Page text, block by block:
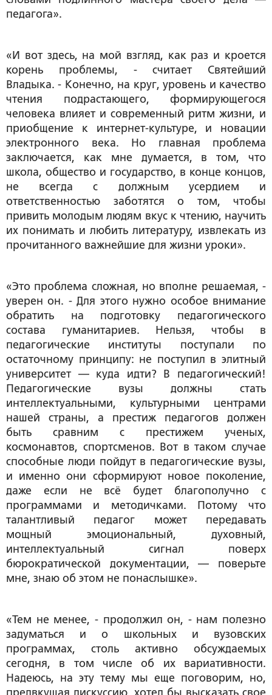
педагога».
«И вот здесь, на мой взгляд, как раз и кроется
корень проблемы, - считает Святейший
Владыка. - Конечно, на круг, уровень и качество
чтения подрастающего, формирующегося
человека влияет и современный ритм жизни, и
приобщение к интернет-культуре, и новации
электронного века. Но главная проблема
заключается, как мне думается, в том, что
школа, общество и государство, в конце концов,
не всегда с должным усердием и
ответственностью заботятся о том, чтобы
привить молодым людям вкус к чтению, научить
их понимать и любить литературу, извлекать из
прочитанного важнейшие для жизни уроки».
«Это проблема сложная, но вполне решаемая, -
уверен он. - Для этого нужно особое внимание
обратить на подготовку педагогического
состава гуманитариев. Нельзя, чтобы в
педагогические институты поступали по
остаточному принципу: не поступил в элитный
университет — куда идти? В педагогический!
Педагогические вузы должны стать
интеллектуальными, культурными центрами
нашей страны, а престиж педагогов должен
быть сравним с престижем ученых,
космонавтов, спортсменов. Вот в таком случае
способные люди пойдут в педагогические вузы,
и именно они сформируют новое поколение,
даже если не всё будет благополучно с
программами и методичками. Потому что
талантливый педагог может передавать
мощный эмоциональный, духовный,
интеллектуальный сигнал поверх
бюрократической документации, — поверьте
мне, знаю об этом не понаслышке».
«Тем не менее, - продолжил он, - нам полезно
задуматься и о школьных и вузовских
программах, столь активно обсуждаемых
сегодня, в том числе об их вариативности.
Надеюсь, на эту тему мы еще поговорим, но,
предвкушая дискуссию, хотел бы высказать свое